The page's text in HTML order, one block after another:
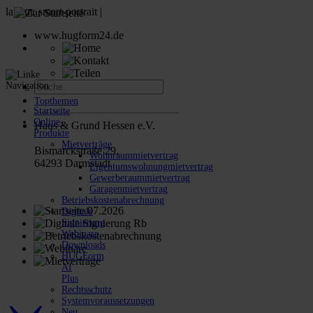
www.hugform24.de
Topthemen
Haus & Grund Hessen e.V.
Bismarckstraße 29,
64293 Darmstadt
Startseite
Online-
Produkte
Mietverträge
Wohnraummietvertrag
Eigentumswohnungmietvertrag
Gewerberaummietvertrag
Garagenmietvertrag
Betriebskostenabrechnung
Digitale
Signierung
Webinare
Downloads
HUGForm
AI
Plus
Rechtsschutz
Systemvoraussetzungen